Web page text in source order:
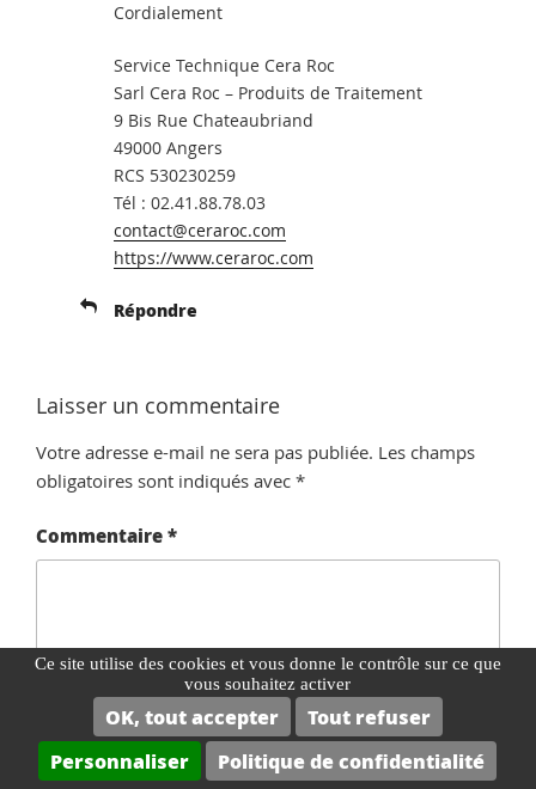
Ce site utilise des cookies et vous donne le contrôle sur ce que
vous souhaitez activer
OK, tout accepter
Tout refuser
Personnaliser
Politique de confidentialité
Cordialement
Service Technique Cera Roc
Sarl Cera Roc – Produits de Traitement
9 Bis Rue Chateaubriand
49000 Angers
RCS 530230259
Tél : 02.41.88.78.03
contact@ceraroc.com
https://www.ceraroc.com
Répondre
Laisser un commentaire
Votre adresse e-mail ne sera pas publiée. Les champs
obligatoires sont indiqués avec *
Commentaire*